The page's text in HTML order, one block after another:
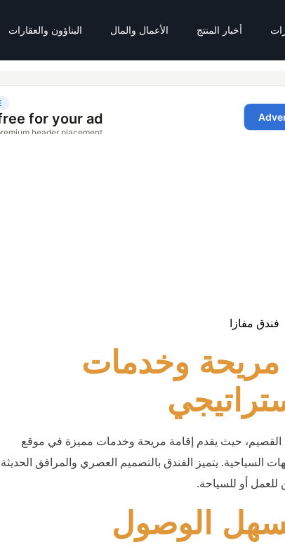
أخبار المنتج الأعمال والمال البناؤون والعقارات
مريحة وخدمات
القصيم، حيث يقدم إقامة مريحة وخدمات مميزة في موقع
السياحية. يتميز الفندق بالتصميم العصري والمرافق الحديثة
للعمل أو للسياحة.
الوصول